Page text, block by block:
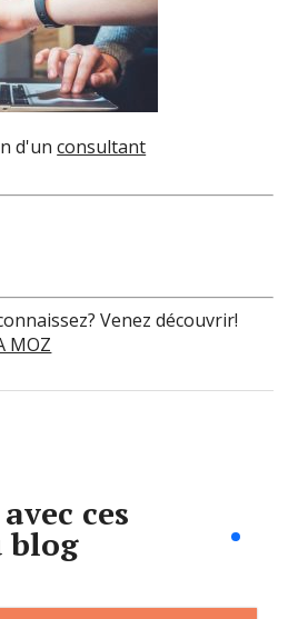
d'unconsultant
Venez découvrir!
MOZ
ces
blog